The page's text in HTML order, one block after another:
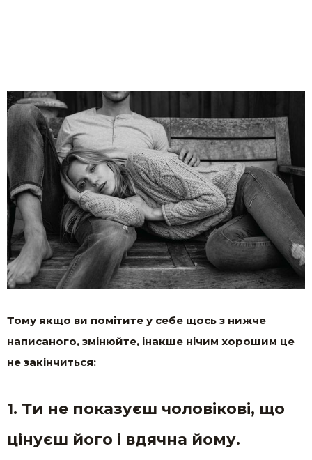
Тому якщо ви помітите у себе щось з нижче
написаного, змінюйте, інакше нічим хорошим це
не закінчиться:
1. Ти не показуєш чоловікові, що
цінуєш його і вдячна йому.